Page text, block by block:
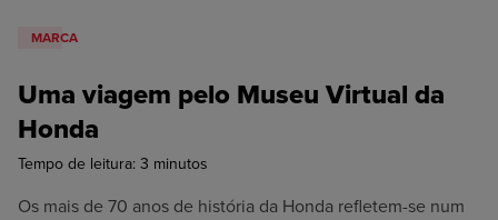
MARCA
Uma viagem pelo Museu Virtual da
Honda
Tempo de leitura: 3 minutos
Os mais de 70 anos de história da Honda refletem-se num